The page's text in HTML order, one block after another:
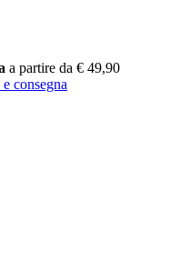
a partire da € 49,90
consegna